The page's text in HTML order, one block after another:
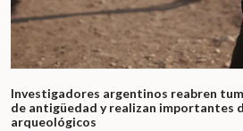
Investigadores argentinos reabren
de antigüedad y realizan importantes
arqueológicos